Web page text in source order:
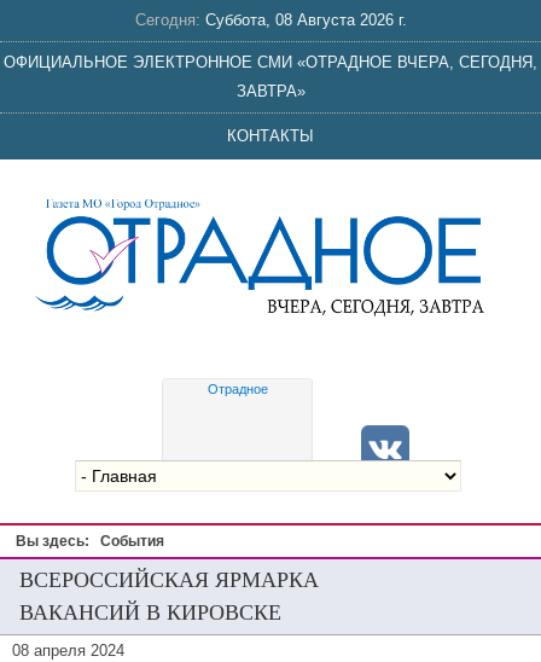
Сегодня: Суббота, 08 Августа 2026 г.
ОФИЦИАЛЬНОЕ ЭЛЕКТРОННОЕ СМИ «ОТРАДНОЕ ВЧЕРА, СЕГОДНЯ,
ЗАВТРА»
КОНТАКТЫ
Отрадное
Вы здесь: События
ВСЕРОССИЙСКАЯ ЯРМАРКА
ВАКАНСИЙ В КИРОВСКЕ
08 апреля 2024